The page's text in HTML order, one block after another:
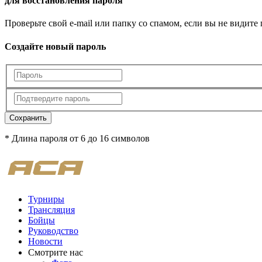
Проверьте свой e-mail или папку со спамом, если вы не видите
Создайте новый пароль
Сохранить
* Длина пароля от 6 до 16 символов
Турниры
Трансляция
Бойцы
Руководство
Новости
Смотрите нас